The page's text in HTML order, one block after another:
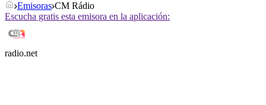
Emisoras CM Rádio
Escucha gratis esta emisora en la aplicación:
radio.net